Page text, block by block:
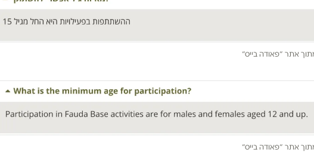
אתר ״פאודה בייס״
אתר ״פאודה בייס״